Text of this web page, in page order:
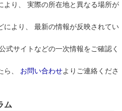
より、 実際の所在地と異なる場所が
により、 最新の情報が反映されてい
式サイトなどの一次情報をご確認く
ら、 お問い合わせよりご連絡くださ
ム